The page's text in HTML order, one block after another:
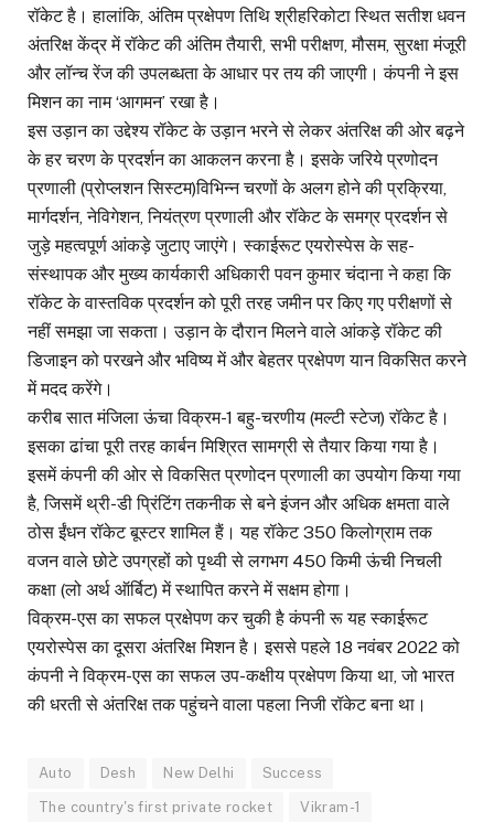
रॉकेट है। हालांकि, अंतिम प्रक्षेपण तिथि श्रीहरिकोटा स्थित सतीश धवन
अंतरिक्ष केंद्र में रॉकेट की अंतिम तैयारी, सभी परीक्षण, मौसम, सुरक्षा मंजूरी
और लॉन्च रेंज की उपलब्धता के आधार पर तय की जाएगी। कंपनी ने इस
मिशन का नाम ‘आगमन’ रखा है।
इस उड़ान का उद्देश्य रॉकेट के उड़ान भरने से लेकर अंतरिक्ष की ओर बढ़ने
के हर चरण के प्रदर्शन का आकलन करना है। इसके जरिये प्रणोदन
प्रणाली (प्रोप्लशन सिस्टम)विभिन्न चरणों के अलग होने की प्रक्रिया,
मार्गदर्शन, नेविगेशन, नियंत्रण प्रणाली और रॉकेट के समग्र प्रदर्शन से
जुड़े महत्वपूर्ण आंकड़े जुटाए जाएंगे। स्काईरूट एयरोस्पेस के सह-
संस्थापक और मुख्य कार्यकारी अधिकारी पवन कुमार चंदाना ने कहा कि
रॉकेट के वास्तविक प्रदर्शन को पूरी तरह जमीन पर किए गए परीक्षणों से
नहीं समझा जा सकता। उड़ान के दौरान मिलने वाले आंकड़े रॉकेट की
डिजाइन को परखने और भविष्य में और बेहतर प्रक्षेपण यान विकसित करने
में मदद करेंगे।
करीब सात मंजिला ऊंचा विक्रम-1 बहु-चरणीय (मल्टी स्टेज) रॉकेट है।
इसका ढांचा पूरी तरह कार्बन मिश्रित सामग्री से तैयार किया गया है।
इसमें कंपनी की ओर से विकसित प्रणोदन प्रणाली का उपयोग किया गया
है, जिसमें थ्री-डी प्रिंटिंग तकनीक से बने इंजन और अधिक क्षमता वाले
ठोस ईंधन रॉकेट बूस्टर शामिल हैं। यह रॉकेट 350 किलोग्राम तक
वजन वाले छोटे उपग्रहों को पृथ्वी से लगभग 450 किमी ऊंची निचली
कक्षा (लो अर्थ ऑर्बिट) में स्थापित करने में सक्षम होगा।
विक्रम-एस का सफल प्रक्षेपण कर चुकी है कंपनी रू यह स्काईरूट
एयरोस्पेस का दूसरा अंतरिक्ष मिशन है। इससे पहले 18 नवंबर 2022 को
कंपनी ने विक्रम-एस का सफल उप-कक्षीय प्रक्षेपण किया था, जो भारत
की धरती से अंतरिक्ष तक पहुंचने वाला पहला निजी रॉकेट बना था।
Auto Desh New Delhi Success
The country's first private rocket Vikram-1